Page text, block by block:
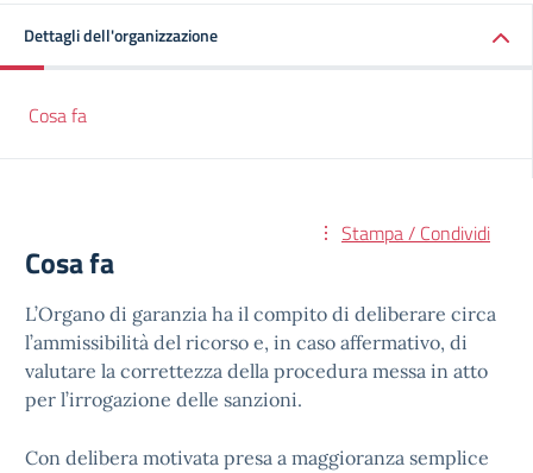
Dettagli dell'organizzazione
Cosa fa
Stampa / Condividi
Cosa fa
L’Organo di garanzia ha il compito di deliberare circa
l’ammissibilità del ricorso e, in caso affermativo, di
valutare la correttezza della procedura messa in atto
per l’irrogazione delle sanzioni.
Con delibera motivata presa a maggioranza semplice